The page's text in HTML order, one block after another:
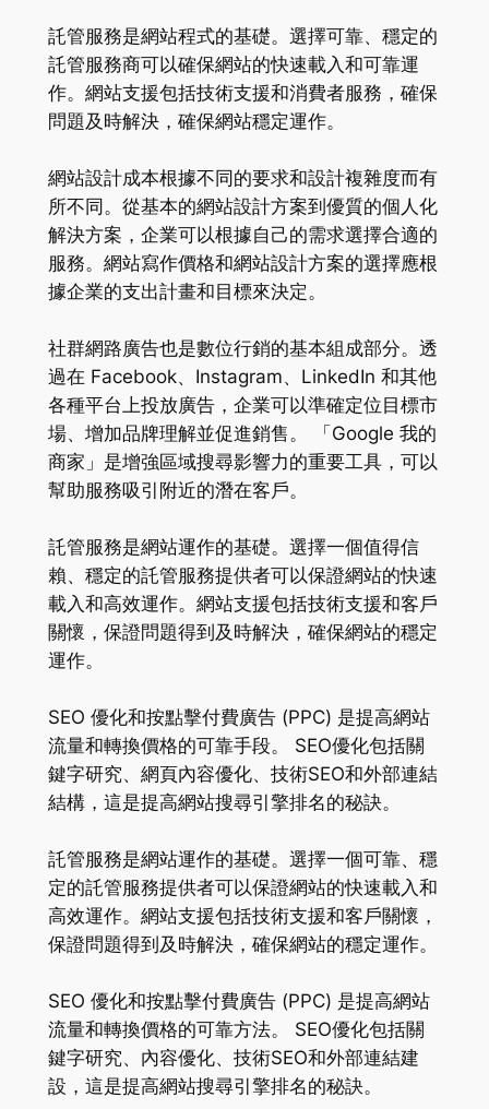
託管服務是網站程式的基礎。選擇可靠、穩定的
託管服務商可以確保網站的快速載入和可靠運
作。網站支援包括技術支援和消費者服務，確保
問題及時解決，確保網站穩定運作。
網站設計成本根據不同的要求和設計複雜度而有
所不同。從基本的網站設計方案到優質的個人化
解決方案，企業可以根據自己的需求選擇合適的
服務。網站寫作價格和網站設計方案的選擇應根
據企業的支出計畫和目標來決定。
社群網路廣告也是數位行銷的基本組成部分。透
過在 Facebook、Instagram、LinkedIn 和其他
各種平台上投放廣告，企業可以準確定位目標市
場、增加品牌理解並促進銷售。 「Google 我的
商家」是增強區域搜尋影響力的重要工具，可以
幫助服務吸引附近的潛在客戶。
託管服務是網站運作的基礎。選擇一個值得信
賴、穩定的託管服務提供者可以保證網站的快速
載入和高效運作。網站支援包括技術支援和客戶
關懷，保證問題得到及時解決，確保網站的穩定
運作。
SEO 優化和按點擊付費廣告 (PPC) 是提高網站
流量和轉換價格的可靠手段。 SEO優化包括關
鍵字研究、網頁內容優化、技術SEO和外部連結
結構，這是提高網站搜尋引擎排名的秘訣。
託管服務是網站運作的基礎。選擇一個可靠、穩
定的託管服務提供者可以保證網站的快速載入和
高效運作。網站支援包括技術支援和客戶關懷，
保證問題得到及時解決，確保網站的穩定運作。
SEO 優化和按點擊付費廣告 (PPC) 是提高網站
流量和轉換價格的可靠方法。 SEO優化包括關
鍵字研究、內容優化、技術SEO和外部連結建
設，這是提高網站搜尋引擎排名的秘訣。